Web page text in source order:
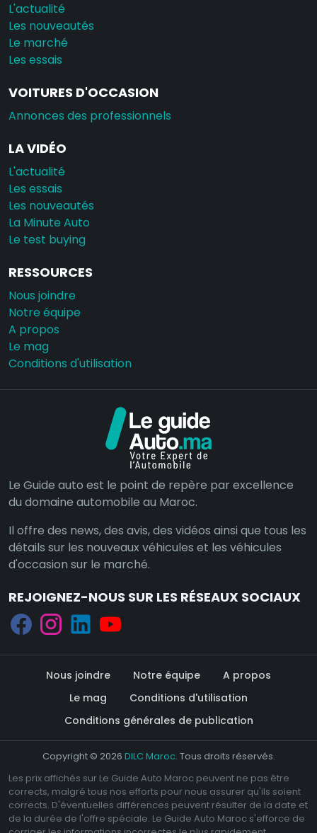
L'actualité
Les nouveautés
Le marché
Les essais
VOITURES D'OCCASION
Annonces des professionnels
LA VIDÉO
L'actualité
Les essais
Les nouveautés
La Minute Auto
Le test buying
RESSOURCES
Nous joindre
Notre équipe
A propos
Le mag
Conditions d'utilisation
Le Guide auto est le point de repère par excellence
du domaine automobile au Maroc.
Il offre des news, des avis, des vidéos ainsi que tous les
détails sur les nouveaux véhicules et les véhicules
d'occasion sur le marché.
REJOIGNEZ-NOUS SUR LES RÉSEAUX SOCIAUX
Nous joindre Notre équipe
A propos
Le mag
Conditions d'utilisation
Conditions générales de publication
Copyright © 2026 DILC Maroc. Tous droits réservés.
Les prix affichés sur Le Guide Auto Maroc peuvent ne pas être
corrects, malgré tous nos efforts pour nous assurer qu'ils soient
corrects. D'éventuelles différences peuvent résulter de la date et
de la durée de l'offre spéciale. Le Guide Auto Maroc s'efforce de